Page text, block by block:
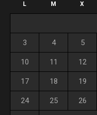
L M X
3 4 5
10 11 12
17 18 19
24 25 26